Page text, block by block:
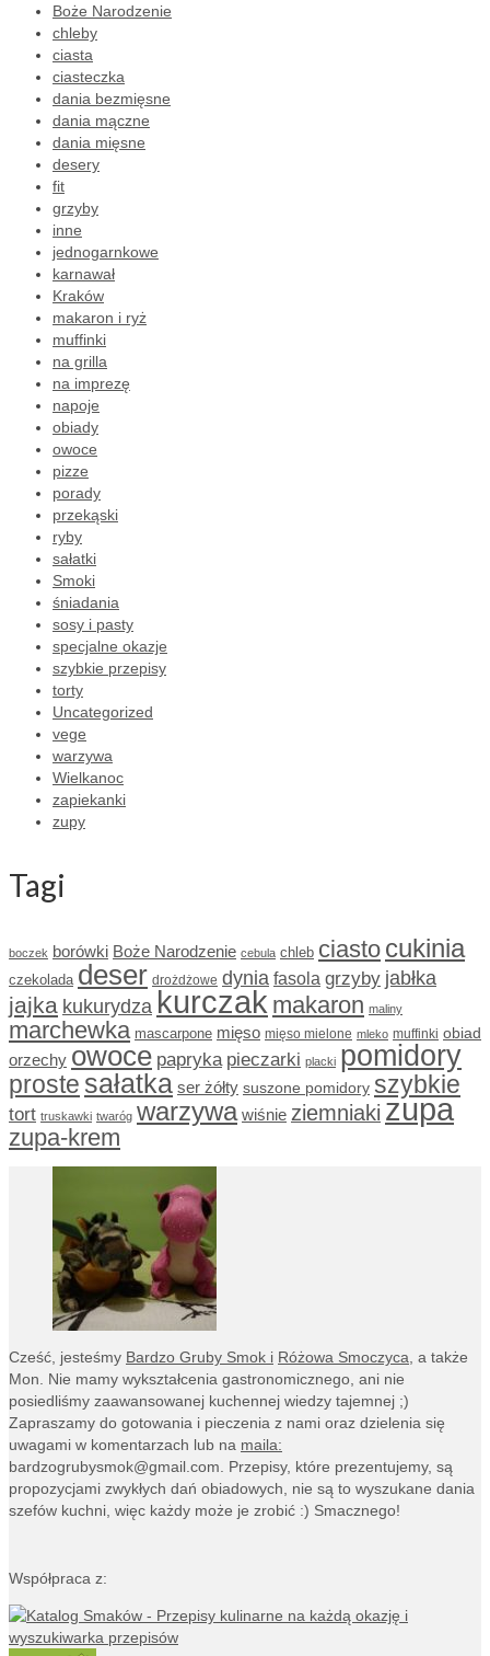
Boże Narodzenie
chleby
ciasta
ciasteczka
dania bezmięsne
dania mączne
dania mięsne
desery
fit
grzyby
inne
jednogarnkowe
karnawał
Kraków
makaron i ryż
muffinki
na grilla
na imprezę
napoje
obiady
owoce
pizze
porady
przekąski
ryby
sałatki
Smoki
śniadania
sosy i pasty
specjalne okazje
szybkie przepisy
torty
Uncategorized
vege
warzywa
Wielkanoc
zapiekanki
zupy
Tagi
boczek borówki Boże Narodzenie cebula chleb ciasto cukinia
czekolada deser drożdżowe dynia fasola grzyby jabłka
jajka kukurydza kurczak makaron maliny
marchewka mascarpone mięso mięso mielone mleko muffinki obiad
orzechy owoce papryka pieczarki placki pomidory
proste sałatka ser żółty suszone pomidory szybkie
tort truskawki twaróg warzywa wiśnie ziemniaki zupa
zupa-krem
Cześć, jesteśmy Bardzo Gruby Smok i Różowa Smoczyca, a także
Mon. Nie mamy wykształcenia gastronomicznego, ani nie
posiedliśmy zaawansowanej kuchennej wiedzy tajemnej ;)
Zapraszamy do gotowania i pieczenia z nami oraz dzielenia się
uwagami w komentarzach lub na maila:
bardzogrubysmok@gmail.com . Przepisy, które prezentujemy, są
propozycjami zwykłych dań obiadowych, nie są to wyszukane dania
szefów kuchni, więc każdy może je zrobić :) Smacznego!
Współpraca z: